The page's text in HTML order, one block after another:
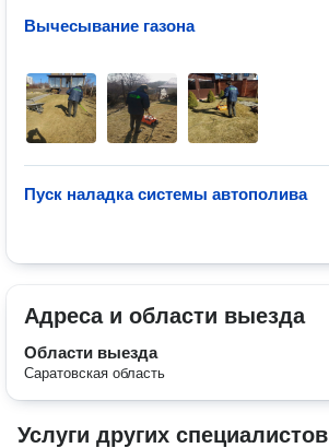
Вычесывание газона
Пуск наладка системы автополива
Адреса и области выезда
Области выезда
Саратовская область
Услуги других специалистов